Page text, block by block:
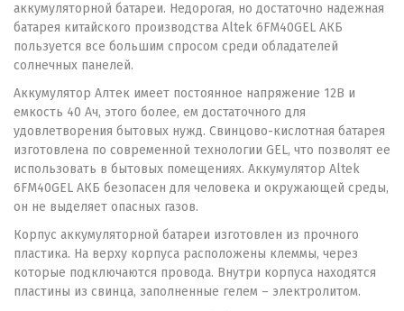
аккумуляторной батареи. Недорогая, но достаточно надежная
батарея китайского производства Altek 6FM40GEL АКБ
пользуется все большим спросом среди обладателей
солнечных панелей.
Аккумулятор Алтек имеет постоянное напряжение 12В и
емкость 40 Ач, этого более, ем достаточного для
удовлетворения бытовых нужд. Свинцово-кислотная батарея
изготовлена по современной технологии GEL, что позволят ее
использовать в бытовых помещениях. Аккумулятор Altek
6FM40GEL АКБ безопасен для человека и окружающей среды,
он не выделяет опасных газов.
Корпус аккумуляторной батареи изготовлен из прочного
пластика. На верху корпуса расположены клеммы, через
которые подключаются провода. Внутри корпуса находятся
пластины из свинца, заполненные гелем – электролитом.